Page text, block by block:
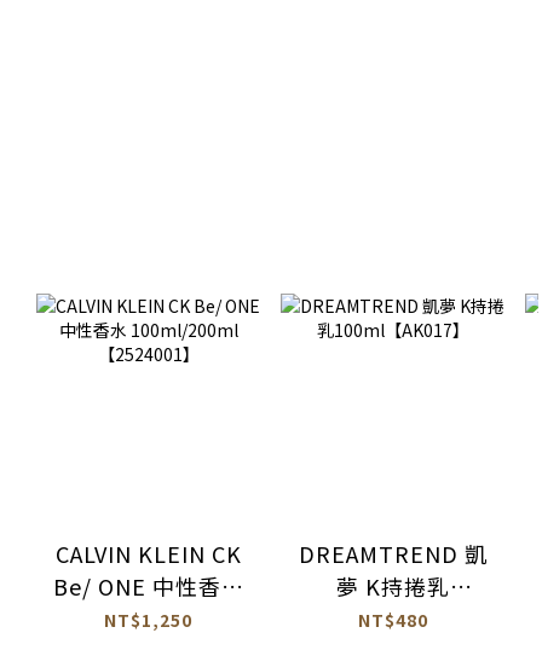
CALVIN KLEIN CK
Be/ ONE 中性香水
100ml/200ml
NT$1,250
DREAMTREND 凱
夢 K持捲乳
100ml【AK017】
NT$480